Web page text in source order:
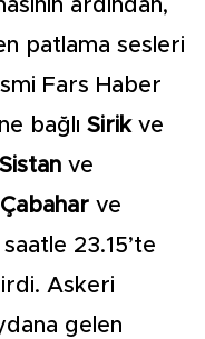
ardından,
patlama sesleri
Fars Haber
bağlı Sirik ve
Sistan ve
Çabahar ve
23.15’te
Askeri
gelen